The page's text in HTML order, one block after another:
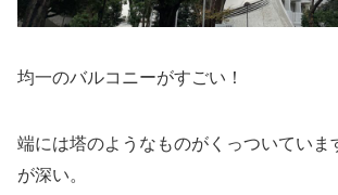
均一のバルコニーがすごい！
端には塔のようなものがくっついていま
が深い。